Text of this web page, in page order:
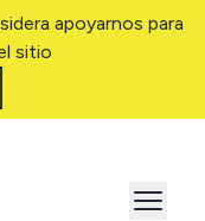
apoyarnos para
sitio